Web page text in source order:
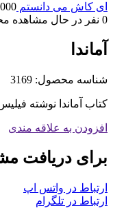
ای کاش می دانستم
0 نفر در حال مشاهده
آماندا
شناسه محصول: 3169
کتاب آماندا نوشته
افزودن به علاقه مندی
برای دریافت
ارتباط در واتس اپ
ارتباط در تلگرام